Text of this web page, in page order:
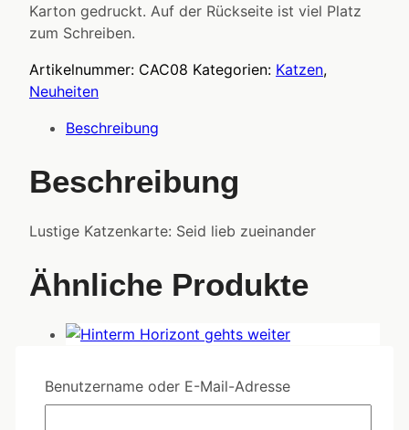
Karton gedruckt. Auf der Rückseite ist viel Platz
zum Schreiben.
Artikelnummer: CAC08 Kategorien: Katzen,
Neuheiten
Beschreibung
Beschreibung
Lustige Katzenkarte: Seid lieb zueinander
Ähnliche Produkte
COC14 - Hinterm Horizonte gehts
Benutzername oder E-Mail-Adresse